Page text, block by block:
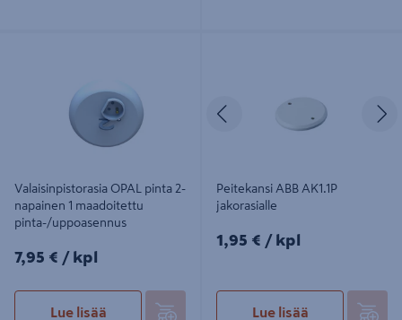
Valaisinpistorasia OPAL pinta 2-
napainen 1 maadoitettu
pinta-/uppoasennus
7,95€/kpl
7,95 € / kpl
Lue lisää
Edellinen
Peitekansi ABB AK1.1P
jakorasialle
1,95€/kpl
1,95 € / kpl
Lue lisää